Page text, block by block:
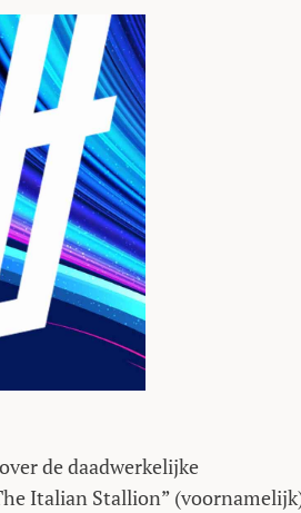
de daadwerkelijke
Italian Stallion”